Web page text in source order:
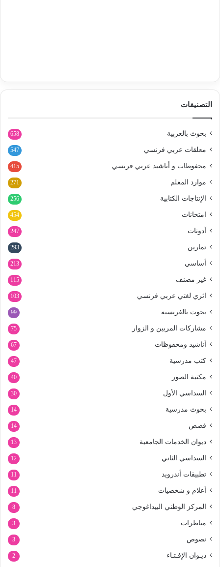
التصنيفات
بحوث بالعربية 658
معلقات عربي فرنسي 547
محفوظات و أناشيد عربي فرنسي 415
موارد المعلم 271
الإنتاجات الكتابية 256
امتحانات 454
آدونات 247
تمارين 293
أساسي 213
غير مصنف 115
اثري لغتي عربي فرنسي 103
بحوث بالفرنسية 99
مشاركات المربين و الزوار 75
أناشيد ومحفوظات 67
كتب مدرسية 47
مكتبة الصور 40
السداسي الأول 30
بحوث مدرسية 14
قصص 14
ديوان الخدمات الجامعية 13
السداسي الثاني 12
تطبيقات أندرويد 11
أعلام و شخصيات 11
المركز الوطني البيداغوجي 8
مناظرات 3
نصوص 3
ديـوان الإفـتـاء 2